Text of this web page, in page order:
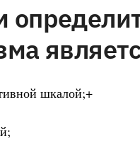
шкалой;+